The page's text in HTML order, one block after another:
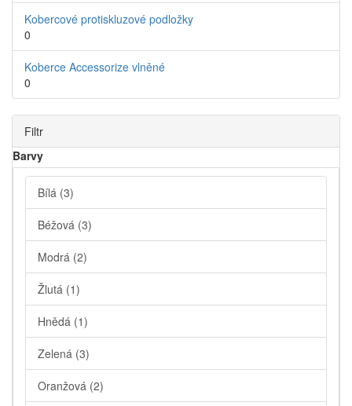
Kobercové protiskluzové podložky
0
Koberce Accessorize vlněné
0
Filtr
Barvy
Bílá (3)
Béžová (3)
Modrá (2)
Žlutá (1)
Hnědá (1)
Zelená (3)
Oranžová (2)